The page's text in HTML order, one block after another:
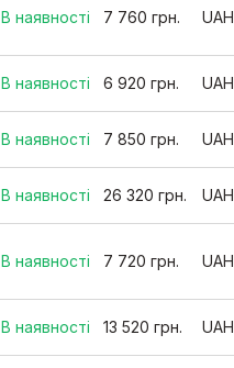
В наявності 7 760 грн. UAH
В наявності 6 920 грн. UAH
В наявності 7 850 грн. UAH
В наявності 26 320 грн. UAH
В наявності 7 720 грн. UAH
В наявності 13 520 грн. UAH